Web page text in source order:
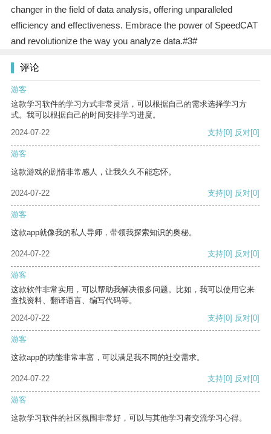
changer in the field of data analysis, offering unparalleled
efficiency and effectiveness. Embrace the power of SpeedCAT
and revolutionize the way you analyze data.#3#
评论
游客
这款学习软件的学习方式非常灵活，可以根据自己的需求选择学习方
式。我可以根据自己的时间安排学习进度。
2024-07-22
支持[0] 反对[0]
游客
这款游戏的剧情非常感人，让我久久不能忘怀。
2024-07-22 支持[0] 反对[0]
游客
这款app就像我的私人导师，带领我探索知识的奥秘。
2024-07-22 支持[0] 反对[0]
游客
这款软件非常实用，可以帮助我解决很多问题。比如，我可以使用它来
查找资料、翻译语言、编写代码等。
2024-07-22
支持[0] 反对[0]
游客
这款app的功能非常丰富，可以满足我不同的社交需求。
2024-07-22 支持[0] 反对[0]
游客
这款学习软件的社区氛围非常好，可以与其他学习者交流学习心得。